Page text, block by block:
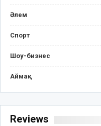
Әлем
Спорт
Шоу-бизнес
Аймақ
Reviews